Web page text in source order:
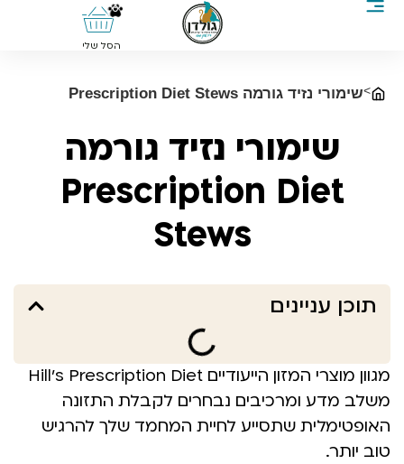
0
הסל שלי
>שימורי נזיד גורמה Prescription Diet Stews
שימורי נזיד גורמה
Prescription Diet
Stews
תוכן עניינים
מגוון מוצרי המזון הייעודיים Hill’s Prescription Diet
משלב מדע ומרכיבים נבחרים לקבלת התזונה
האופטימלית שתסייע לחיית המחמד שלך להרגיש
טוב יותר.